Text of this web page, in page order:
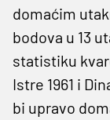
domaćim
bodova u 13
statistiku
Istre 1961 i
bi upravo